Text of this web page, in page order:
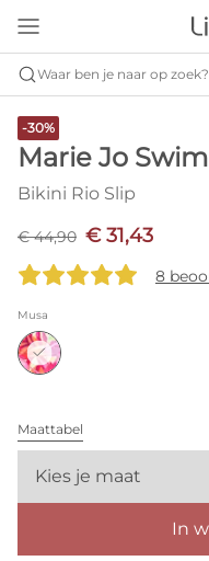
Waar ben je naar op zoek?
-30%
Marie Jo
Bikini Rio Slip
€ 44,90 € 31,43
8
Musa
Maattabel
Kies je maat
In